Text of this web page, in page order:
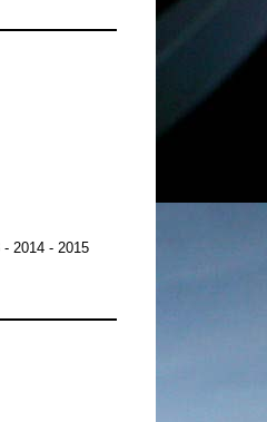
2014 - 2015